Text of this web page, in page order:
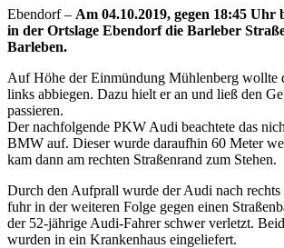
Ebendorf – Am 04.10.2019, gegen 18:45
in der Ortslage Ebendorf die Barleber
Barleben.
Auf Höhe der Einmündung Mühlenberg wollte
links abbiegen. Dazu hielt er an und ließ den
passieren.
Der nachfolgende PKW Audi beachtete das
BMW auf. Dieser wurde daraufhin 60 Meter
kam dann am rechten Straßenrand zum Stehen.
Durch den Aufprall wurde der Audi nach rechts
fuhr in der weiteren Folge gegen einen
der 52-jährige Audi-Fahrer schwer verletzt.
wurden in ein Krankenhaus eingeliefert.